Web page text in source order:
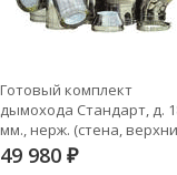
Готовый комплект
дымохода Стандарт, д.
мм., нерж. (стена,
выход)
49 980₽